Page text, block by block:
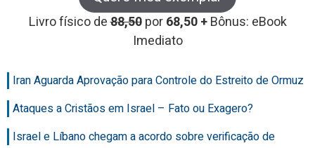
Livro físico de88,50 por68,50 +Bônus: eBook
Imediato
Iran Aguarda Aprovação para Controle do Estreito de Ormuz
Ataques a Cristãos em Israel – Fato ou Exagero?
Israel e Líbano chegam a acordo sobre verificação de